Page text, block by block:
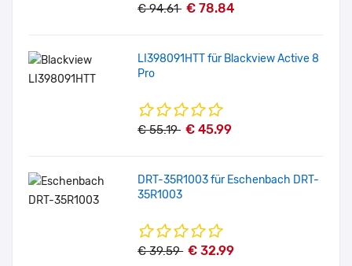
€ 94.61 € 78.84
LI398091HTT für Blackview Active 8
Pro
€ 55.19 € 45.99
DRT-35R1003 für Eschenbach DRT-
35R1003
€ 39.59 € 32.99